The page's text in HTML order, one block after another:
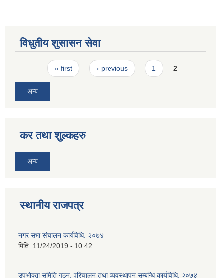
विधुतीय शुसासन सेवा
Pages« first ‹ previous 1 2
अन्य
कर तथा शुल्कहरु
अन्य
स्थानीय राजपत्र
नगर सभा संचालन कार्यविधि, २०७४
मिति: 11/24/2019 - 10:42
उपभोक्ता समिति गठन, परिचालन तथा व्यवस्थापन सम्बन्धि कार्यविधि, २०७४